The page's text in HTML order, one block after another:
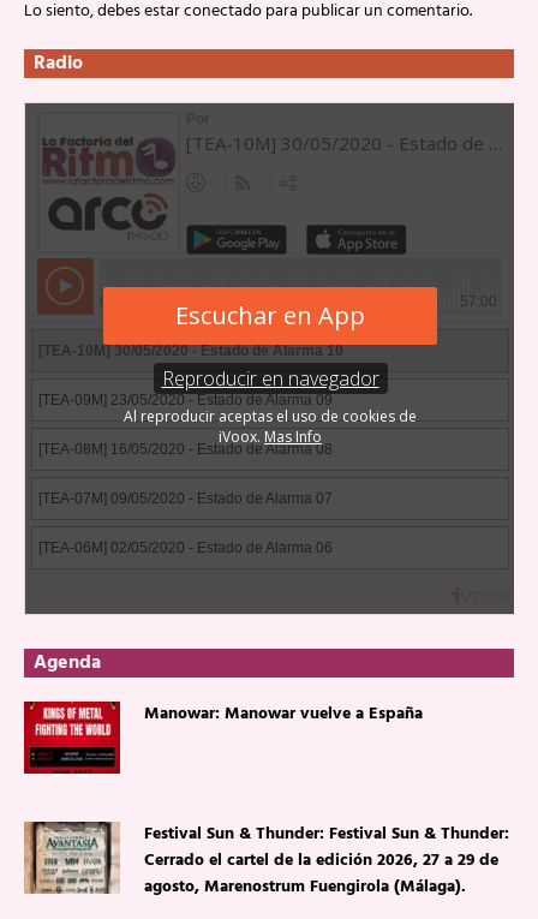
Lo siento, debes estarconectadopara publicar un comentario.
Radio
Agenda
Manowar: Manowar vuelve a España
Festival Sun & Thunder: Festival Sun & Thunder:
Cerrado el cartel de la edición 2026, 27 a 29 de
agosto, Marenostrum Fuengirola (Málaga).